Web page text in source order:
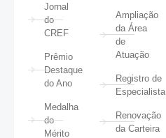
Jornal
do
CREF
Prêmio
Destaque
do Ano
Medalha
do
Mérito
Ampliação
da Área
de
Atuação
Registro de
Especialista
Renovação
da Carteira